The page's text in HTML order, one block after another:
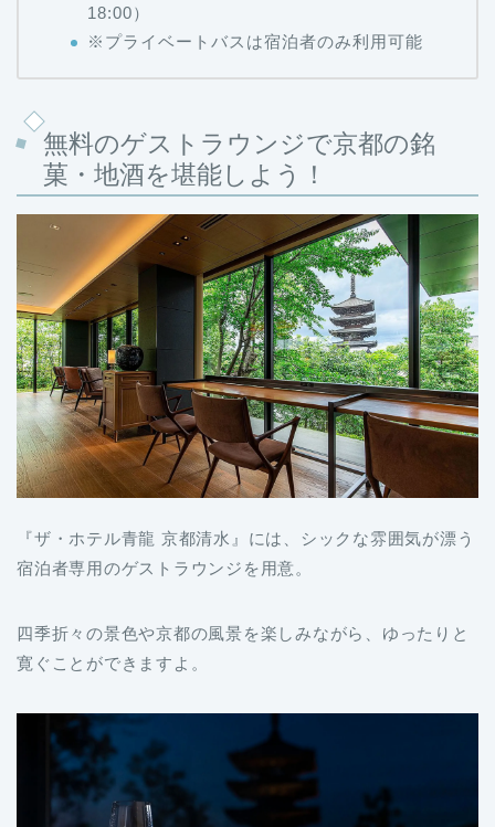
18:00）
※プライベートバスは宿泊者のみ利用可能
無料のゲストラウンジで京都の銘
菓・地酒を堪能しよう！
『ザ・ホテル青龍 京都清水』には、シックな雰囲気が漂う
宿泊者専用のゲストラウンジを用意。
四季折々の景色や京都の風景を楽しみながら、ゆったりと
寛ぐことができますよ。